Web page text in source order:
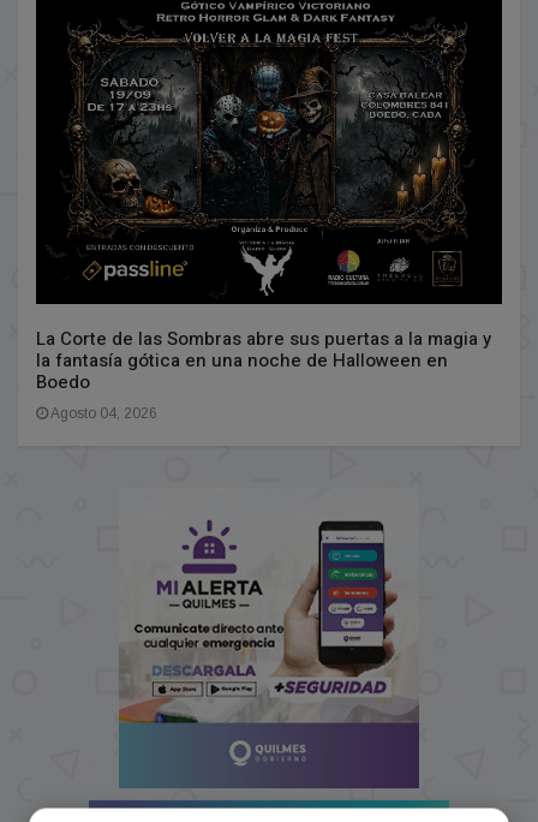
La Corte de las Sombras abre sus puertas a la magia y
la fantasía gótica en una noche de Halloween en
Boedo
Agosto 04, 2026